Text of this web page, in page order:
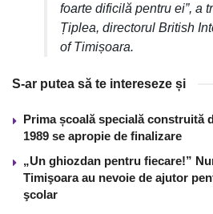
foarte dificilă pentru ei”, a
Țiplea, directorul British
of Timișoara.
S-ar putea să te intereseze și
Prima școală specială construită
1989 se apropie de finalizare
„Un ghiozdan pentru fiecare!”
Timişoara au nevoie de ajutor
şcolar